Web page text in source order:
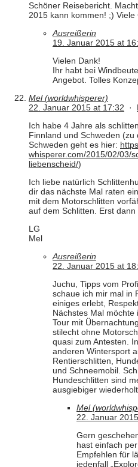
Schöner Reisebericht.
2015 kann kommen! ;) Viele
Ausreißerin
19. Januar 2015 at
Vielen Dank!
Ihr habt bei
Angebot. Tolles
Mel (worldwhisperer)
22. Januar 2015 at 17:32 ·
Ich habe 4 Jahre als
Finnland und Schweden (zu
Schweden geht es hier:
whisperer.com/2015/02/03/
liebenscheid/)
Ich liebe natürlich
dir das nächste Mal raten
mit dem Motorschlitten
auf dem Schlitten. Erst
LG
Mel
Ausreißerin
22. Januar 2015 at
Juchu, Tipps vom
schaue ich mir mal in
einiges erlebt,
Nächstes Mal möchte
Tour mit
stilecht ohne
quasi zum Antesten.
anderen Wintersport
Rentierschlitten,
und Schneemobil.
Hundeschlitten sind
ausgiebiger
Mel
22. Januar
Gern
hast einfach
Empfehlen für
jedenfall